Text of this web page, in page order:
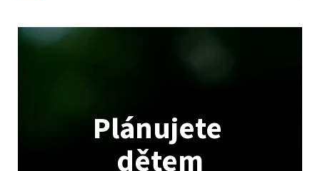
Plánujete
dětem